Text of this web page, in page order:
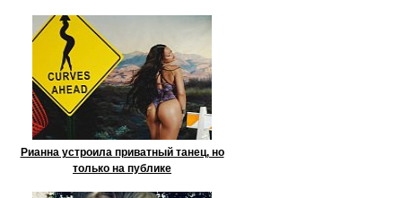
Рианна устроила приватный танец, но
только на публике